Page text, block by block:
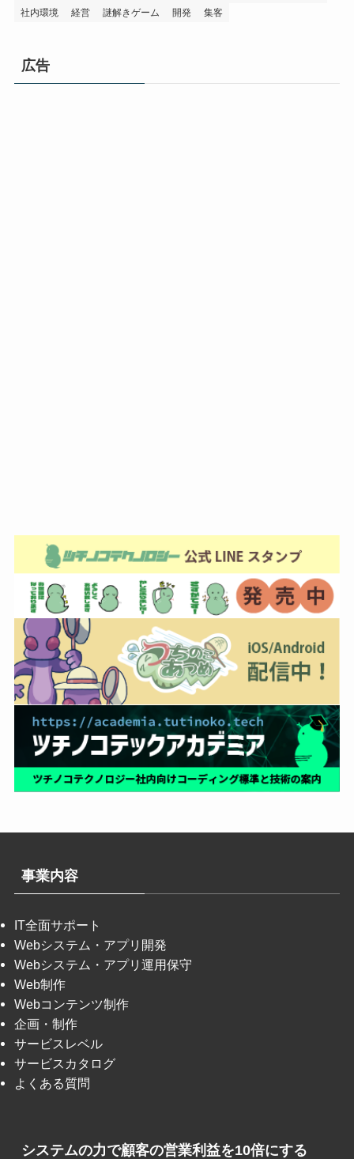
社内環境 経営 謎解きゲーム 開発 集客
広告
事業内容
IT全面サポート
Webシステム・アプリ開発
Webシステム・アプリ運用保守
Web制作
Webコンテンツ制作
企画・制作
サービスレベル
サービスカタログ
よくある質問
システムの力で顧客の営業利益を10倍にする